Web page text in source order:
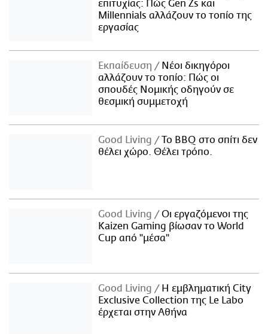
επιτυχίας: Πώς Gen Zs και
Millennials αλλάζουν το τοπίο της
εργασίας
Εκπαίδευση
Νέοι δικηγόροι
αλλάζουν το τοπίο: Πώς οι
σπουδές Νομικής οδηγούν σε
θεσμική συμμετοχή
Good Living
Το BBQ στο σπίτι δεν
θέλει χώρο. Θέλει τρόπο.
Good Living
Οι εργαζόμενοι της
Kaizen Gaming βίωσαν το World
Cup από "μέσα"
Good Living
Η εμβληματική City
Exclusive Collection της Le Labo
έρχεται στην Αθήνα